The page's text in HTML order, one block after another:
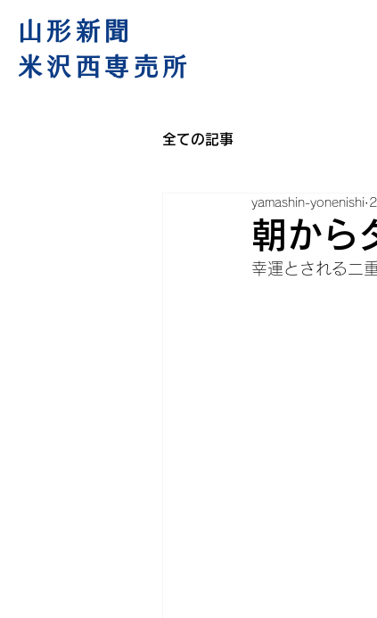
山形新聞
米沢西専売所
全ての記事
朝から
yamashin-yonenishi
幸運とされる二